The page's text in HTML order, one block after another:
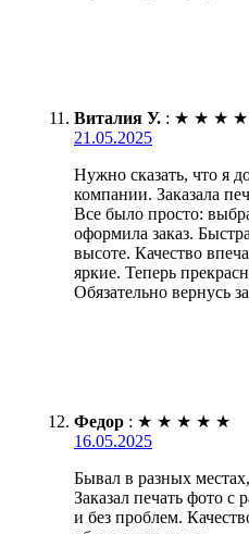
Виталия У. : ★ ★ ★ ★
21.05.2025
Нужно сказать, что я
компании. Заказала
Все было просто:
оформила заказ.
высоте. Качество
яркие. Теперь
Обязательно вернусь
Федор : ★ ★ ★ ★ ★
16.05.2025
Бывал в разных
Заказал печать фото с
и без проблем.